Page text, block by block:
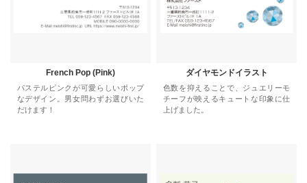
French Pop (Pink)
パステルピンクが可愛らしいポップ
なデザイン。男女問わずお選びいた
だけます！
ダイヤモンドイラスト
色数を抑えることで、ジュエリーモ
チーフが映えるキュートな印象に仕
上げました。